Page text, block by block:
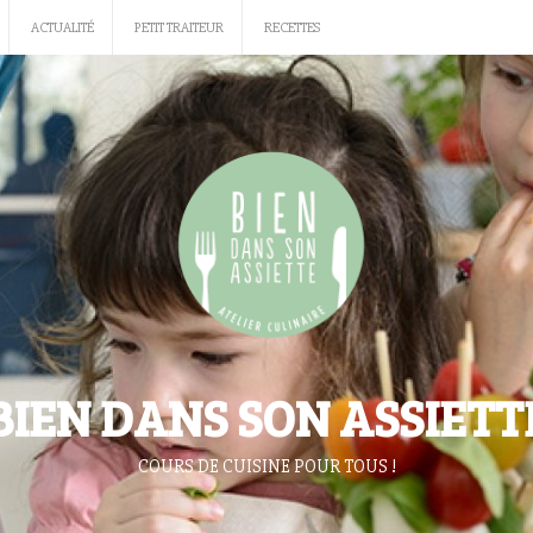
ACTUALITÉ PETIT TRAITEUR RECETTES
DANS SON
COURS DE CUISINE POUR TOUS !